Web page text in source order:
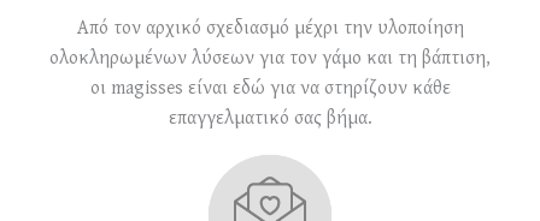
Από τον αρχικό σχεδιασμό μέχρι την υλοποίηση
ολοκληρωμένων λύσεων για τον γάμο και τη βάπτιση,
οι magisses είναι εδώ για να στηρίζουν κάθε
επαγγελματικό σας βήμα.